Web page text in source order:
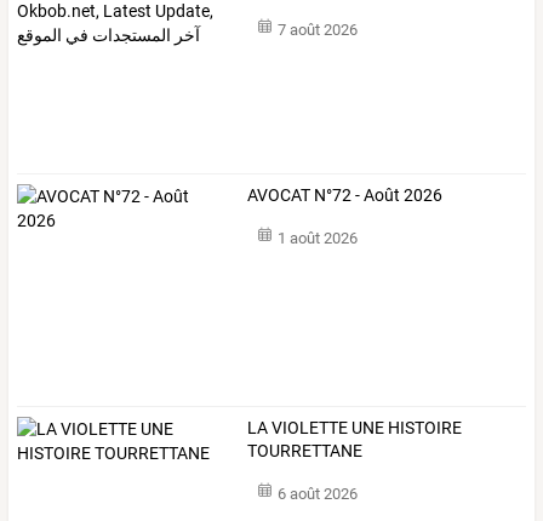
7 août 2026
AVOCAT N°72 - Août 2026
1 août 2026
LA VIOLETTE UNE HISTOIRE
TOURRETTANE
6 août 2026